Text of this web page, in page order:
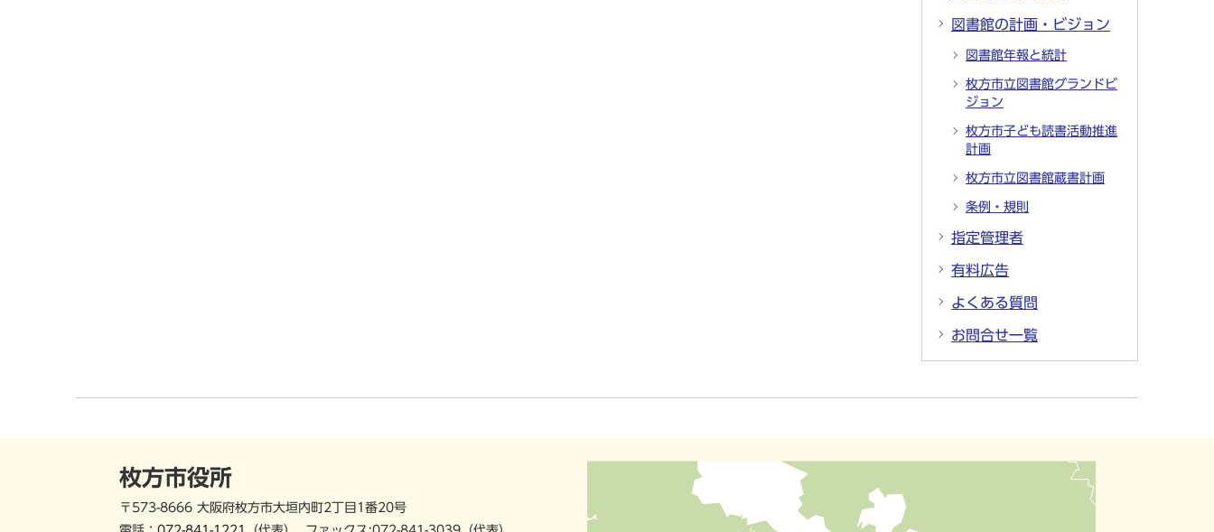
図書館の計画・ビジョン
図書館年報と統計
枚方市立図書館グランドビ
ジョン
枚方市子ども読書活動推進
計画
枚方市立図書館蔵書計画
条例・規則
指定管理者
有料広告
よくある質問
お問合せ一覧
枚方市役所
〒573-8666 大阪府枚方市大垣内町2丁目1番20号